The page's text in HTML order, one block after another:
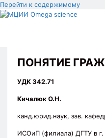
Перейти к содержимому
ПОНЯТИЕ
УДК 342.71
Кичалюк О.Н.
канд.юрид.наук, зав.
ИСОиП (филиала) ДГТУ в